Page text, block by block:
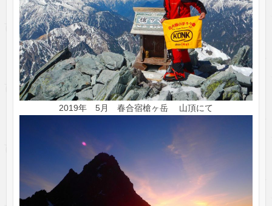
2019年 5月 春合宿槍ヶ岳 山頂にて